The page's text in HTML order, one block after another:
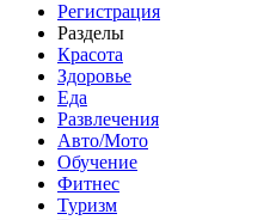
Регистрация
Разделы
Красота
Здоровье
Еда
Развлечения
Авто/Мото
Обучение
Фитнес
Туризм